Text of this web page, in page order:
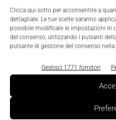
Clicca qui sotto per acconsentire a
dettagliate. Le tue scelte saranno
possibile modificare le impostazioni in
del consenso, utilizzando i pulsanti
pulsante di gestione del consenso
Gestisci 1771 fornitori